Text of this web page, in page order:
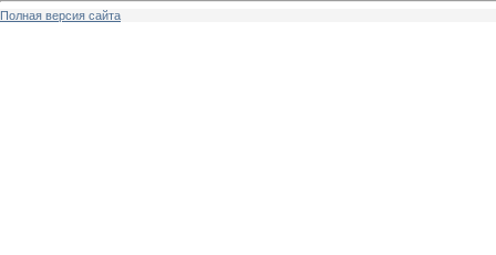
Полная версия сайта